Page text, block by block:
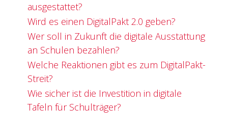
ausgestattet?
Wird es einen DigitalPakt 2.0 geben?
Wer soll in Zukunft die digitale Ausstattung
an Schulen bezahlen?
Welche Reaktionen gibt es zum DigitalPakt-
Streit?
Wie sicher ist die Investition in digitale
Tafeln für Schulträger?